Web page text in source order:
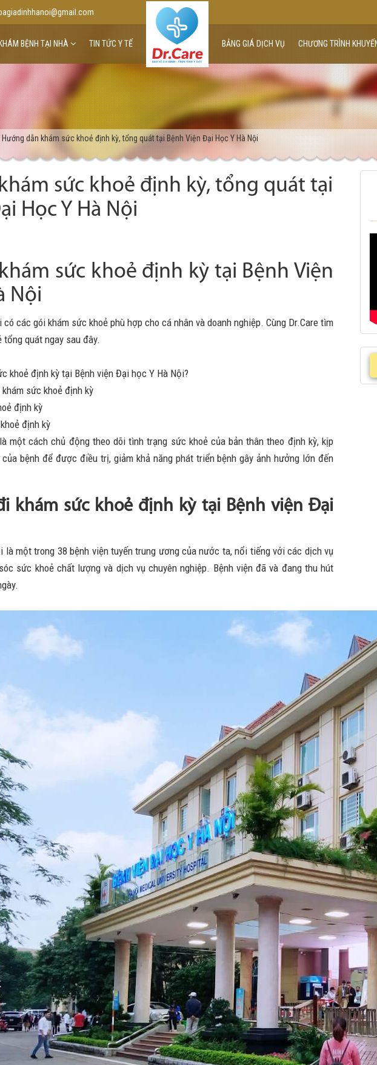
KHÁM BỆNH TẠI NHÀ TIN TỨC Y TẾ BẢNG GIÁ DỊCH VỤ CHƯƠNG TRÌNH
dẫn khám sức khoẻ định kỳ, tổng quát tại Bệnh Viện Đại Học Y Hà Nội
sức khoẻ định kỳ, tổng quát tại
Học Y Hà Nội
sức khoẻ định kỳ tại Bệnh Viện
Nội
các gói khám sức khoẻ phù hợp cho cá nhân và doanh nghiệp. Cùng Dr.Care tìm
quát ngay sau đây.
khoẻ định kỳ tại Bệnh viện Đại học Y Hà Nội?
sức khoẻ định kỳ
định kỳ
định kỳ
một cách chủ động theo dõi tình trạng sức khoẻ của bản thân theo định kỳ, kịp
bệnh để được điều trị, giảm khả năng phát triển bệnh gây ảnh hưởng lớn đến
khám sức khoẻ định kỳ tại Bệnh viện Đại
là một trong 38 bệnh viện tuyến trung ương của nước ta, nổi tiếng với các dịch vụ
sức khoẻ chất lượng và dịch vụ chuyên nghiệp. Bệnh viện đã và đang thu hút